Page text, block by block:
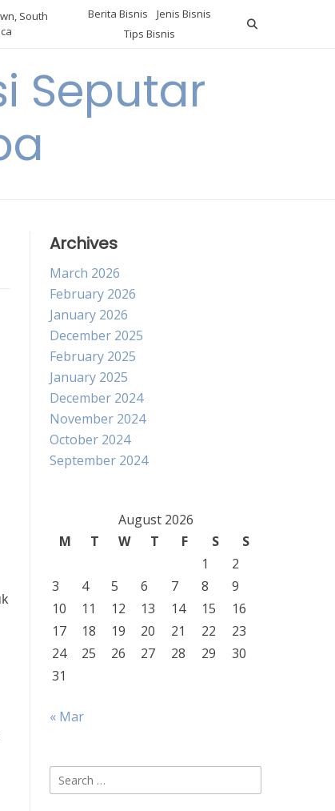
South
Berita Bisnis
Jenis Bisnis
Tips Bisnis
Seputar
Archives
March 2026
February 2026
January 2026
December 2025
February 2025
January 2025
December 2024
November 2024
October 2024
September 2024
August 2026
M
T W T F S
S
1
2
3
4 5 6 7 8
9
10
11 12 13 14 15
16
17
18 19 20 21 22
23
24
25 26 27 28 29
30
31
« Mar
Search
for: